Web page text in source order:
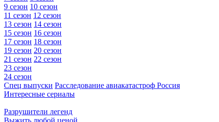
9 сезон 10 сезон
11 сезон 12 сезон
13 сезон 14 сезон
15 сезон 16 сезон
17 сезон 18 сезон
19 сезон 20 сезон
21 сезон 22 сезон
23 сезон
24 сезон
Спец выпуски Расследование авиакатастроф Россия
Интересные сериалы
Разрушители легенд
Выжить любой ценой